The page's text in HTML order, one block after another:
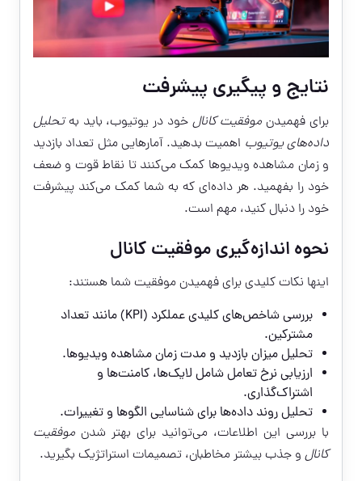
نتایج و پیگیری پیشرفت
برای فهمیدن موفقیت کانال خود در یوتیوب، باید بهتحلیل
داده‌های یوتیوب اهمیت بدهید. آمارهایی مثل تعداد بازدید
و زمان مشاهده ویدیوها کمک می‌کنند تا نقاط قوت و ضعف
خود را بفهمید. هر داده‌ای که به شما کمک می‌کند پیشرفت
خود را دنبال کنید، مهم است.
نحوه اندازه‌گیری موفقیت کانال
اینها نکات کلیدی برای فهمیدن موفقیت شما هستند:
بررسی شاخص‌های کلیدی عملکرد (KPI) مانند تعداد
مشترکین.
تحلیل میزان بازدید و مدت زمان مشاهده ویدیوها.
ارزیابی نرخ تعامل شامل لایک‌ها، کامنت‌ها و
اشتراک‌گذاری.
تحلیل روند داده‌ها برای شناسایی الگوها و تغییرات.
با بررسی این اطلاعات، می‌توانید برای بهتر شدن موفقیت
کانال و جذب بیشتر مخاطبان، تصمیمات استراتژیک بگیرید.